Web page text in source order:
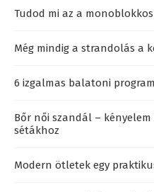
Tudod mi az a monoblokkos
Még mindig a strandolás a
6 izgalmas balatoni
Bőr női szandál –
sétákhoz
Modern ötletek egy